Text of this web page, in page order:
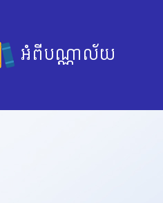
អំពីបណ្ណាល័យ